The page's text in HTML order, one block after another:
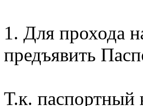
1. Для прохода
предъявить
Т.к. паспортный